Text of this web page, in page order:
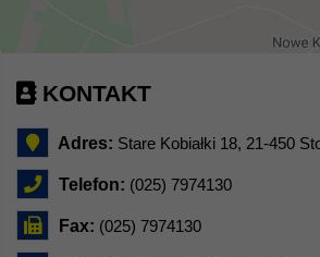
KONTAKT
Adres: Stare Kobiałki 18, 21-450
Telefon: (025) 7974130
Fax: (025) 7974130